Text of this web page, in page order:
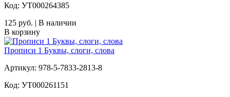
Код: УТ000264385
125 руб. | В наличии
В корзину
Прописи 1 Буквы, слоги, слова
Артикул: 978-5-7833-2813-8
Код: УТ000261151